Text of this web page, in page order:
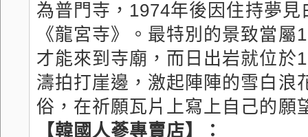
為普門寺，1974年後因住持夢
《龍宮寺》。最特別的景致當
才能來到寺廟，而日出岩就位於
濤拍打崖邊，激起陣陣的雪白浪
俗，在祈願瓦片上寫上自己的願
【韓國人蔘專賣店】：